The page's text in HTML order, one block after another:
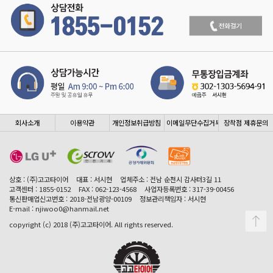
회사소개 이용약관 개인정보취급방침 이메일무단수집거부 장착점 제휴문의
상호 : (주)고고타이어 대표 : 서시현
업체주소 : 전남 순천시 감사터3길 11
고객센터 : 1855-0152
FAX : 062-123-4568
사업자등록번호 : 317-39-00456
통신판매업신고번호 : 2018-전남광양-00109
정보관리책임자 : 서시현
E-mail : njiwoo0@hanmail.net
copyright (c) 2018 (주)고고타이어. All rights reserved.